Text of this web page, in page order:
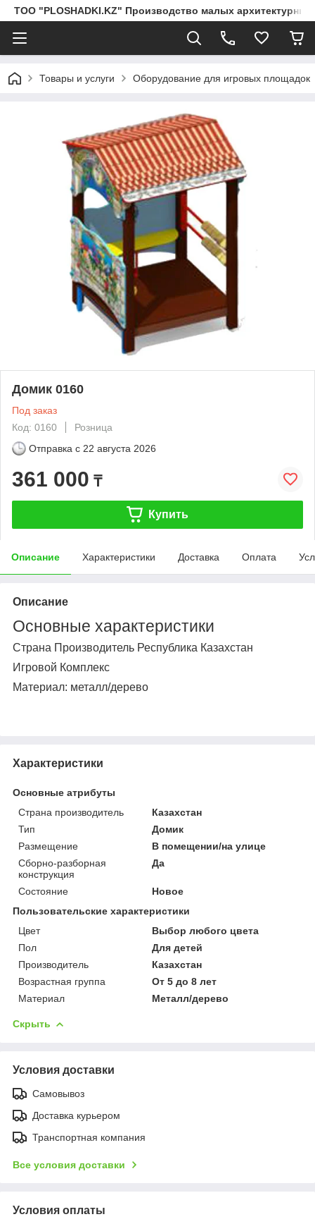
ТОО "PLOSHADKI.KZ" Производство малых
Товары и услуги Оборудование для игровых площадок
Домик 0160
Под заказ
Код: 0160
Розница
Отправка с 22 августа 2026
361 000 ₸
Купить
Описание Характеристики Доставка Оплата
Описание
Основные характеристики
Страна Производитель Республика Казахстан
Игровой Комплекс
Материал: металл/дерево
Характеристики
Основные атрибуты
Страна производитель
Казахстан
Тип
Домик
Размещение
В помещении/на улице
Сборно-разборная
конструкция
Да
Состояние
Новое
Пользовательские характеристики
Цвет
Выбор любого цвета
Пол
Для детей
Производитель
Казахстан
Возрастная группа
От 5 до 8 лет
Материал
Металл/дерево
Скрыть
Условия доставки
Самовывоз
Доставка курьером
Транспортная компания
Все условия доставки
Условия оплаты